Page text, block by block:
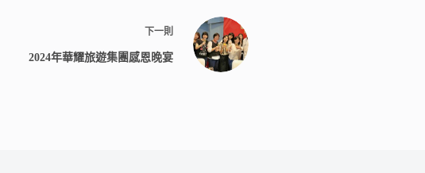
下一則
2024年華耀旅遊集團感恩晚宴